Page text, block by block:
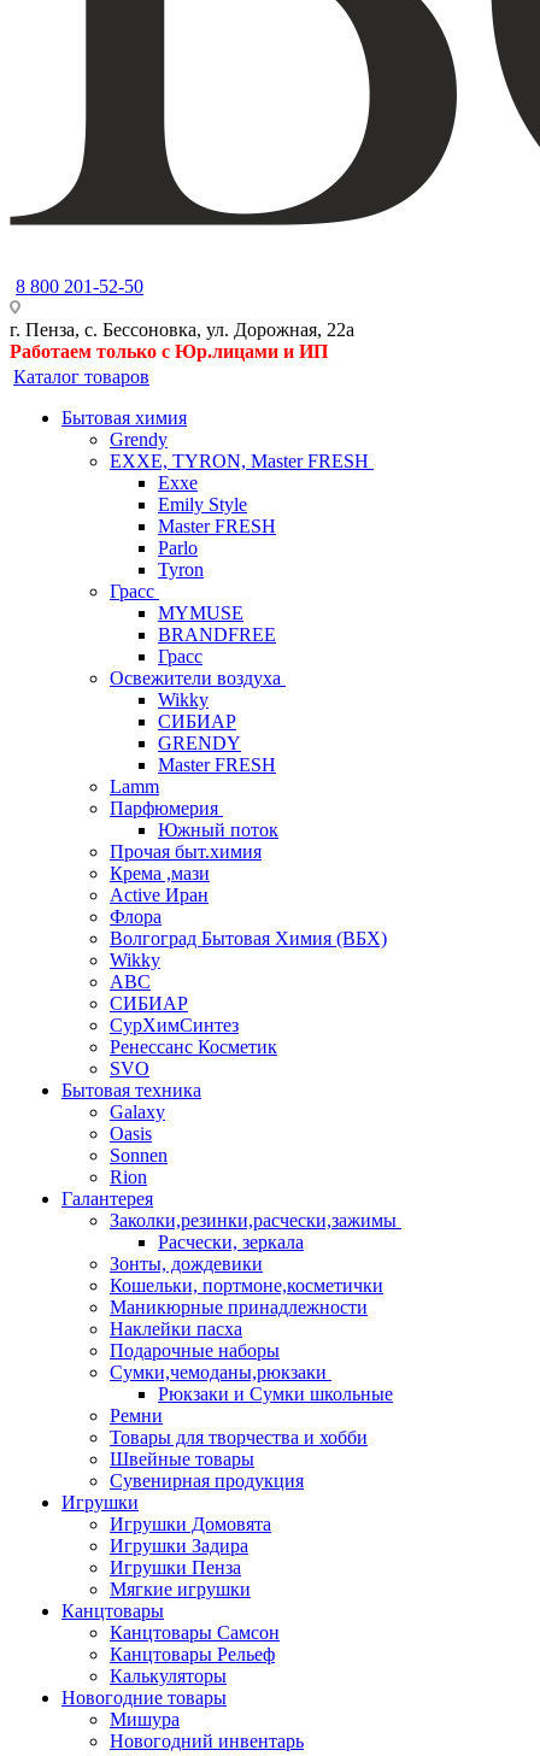
8 800 201-52-50
г. Пенза, с. Бессоновка, ул. Дорожная, 22а
Работаем только с Юр.лицами и ИП
Каталог товаров
Бытовая химия
Grendy
EXXE, TYRON, Master FRESH
Exxe
Emily Style
Master FRESH
Parlo
Tyron
Грасс
MYMUSE
BRANDFREE
Грасс
Освежители воздуха
Wikky
СИБИАР
GRENDY
Master FRESH
Lamm
Парфюмерия
Южный поток
Прочая быт.химия
Крема ,мази
Аctive Иран
Флора
Волгоград Бытовая Химия (ВБХ)
Wikky
АВС
СИБИАР
СурХимСинтез
Ренессанс Косметик
SVO
Бытовая техника
Galaxy
Oasis
Sonnen
Rion
Галантерея
Заколки,резинки,расчески,зажимы
Расчески, зеркала
Зонты, дождевики
Кошельки, портмоне,косметички
Маникюрные принадлежности
Наклейки пасха
Подарочные наборы
Сумки,чемоданы,рюкзаки
Рюкзаки и Сумки школьные
Ремни
Товары для творчества и хобби
Швейные товары
Сувенирная продукция
Игрушки
Игрушки Домовята
Игрушки Задира
Игрушки Пенза
Мягкие игрушки
Канцтовары
Канцтовары Самсон
Канцтовары Рельеф
Калькуляторы
Новогодние товары
Мишура
Новогодний инвентарь